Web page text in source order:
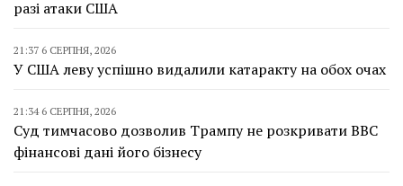
разі атаки США
21:37 6 СЕРПНЯ, 2026
У США леву успішно видалили катаракту на обох очах
21:34 6 СЕРПНЯ, 2026
Суд тимчасово дозволив Трампу не розкривати BBC
фінансові дані його бізнесу